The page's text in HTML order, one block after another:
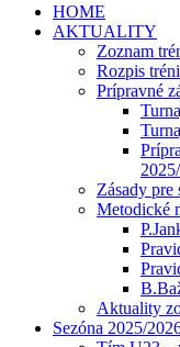
HOME
AKTUALITY
Zoznam
Rozpis
Prípravné
Zásady
Metodické
Aktuality
Sezóna 2025/